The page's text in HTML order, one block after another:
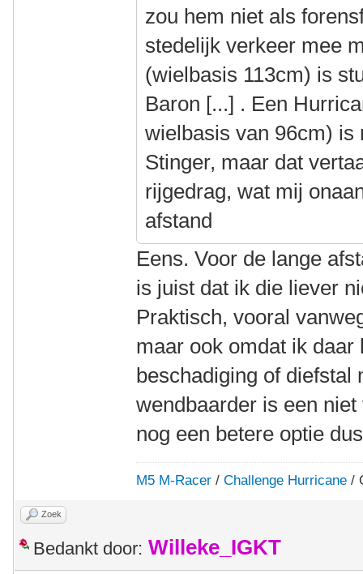
zou hem niet als
stedelijk verkeer mee
(wielbasis 113cm) is
Baron [...] . Een
wielbasis van 96cm) is
Stinger, maar dat
rijgedrag, wat mij
afstand
Eens. Voor de lange
is juist dat ik die liever
Praktisch, vooral
maar ook omdat ik
beschadiging of diefstal
wendbaarder is een
nog een betere optie
M5 M-Racer /Challenge Hurricane /
Zoek
Bedankt door: Willeke_IGKT